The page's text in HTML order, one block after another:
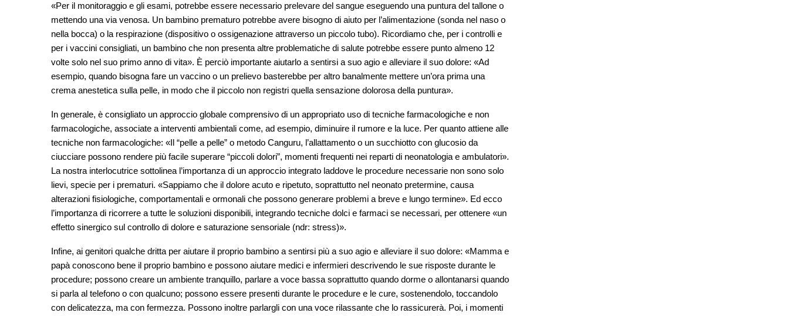
«Per il monitoraggio e gli esami, potrebbe essere necessario prelevare del sangue eseguendo una puntura del tallone o
mettendo una via venosa. Un bambino prematuro potrebbe avere bisogno di aiuto per l’alimentazione (sonda nel naso o
nella bocca) o la respirazione (dispositivo o ossigenazione attraverso un piccolo tubo). Ricordiamo che, per i controlli e
per i vaccini consigliati, un bambino che non presenta altre problematiche di salute potrebbe essere punto almeno 12
volte solo nel suo primo anno di vita». È perciò importante aiutarlo a sentirsi a suo agio e alleviare il suo dolore: «Ad
esempio, quando bisogna fare un vaccino o un prelievo basterebbe per altro banalmente mettere un’ora prima una
crema anestetica sulla pelle, in modo che il piccolo non registri quella sensazione dolorosa della puntura».
In generale, è consigliato un approccio globale comprensivo di un appropriato uso di tecniche farmacologiche e non
farmacologiche, associate a interventi ambientali come, ad esempio, diminuire il rumore e la luce. Per quanto attiene alle
tecniche non farmacologiche: «Il “pelle a pelle” o metodo Canguru, l’allattamento o un succhiotto con glucosio da
ciucciare possono rendere più facile superare “piccoli dolori”, momenti frequenti nei reparti di neonatologia e ambulatori».
La nostra interlocutrice sottolinea l’importanza di un approccio integrato laddove le procedure necessarie non sono solo
lievi, specie per i prematuri. «Sappiamo che il dolore acuto e ripetuto, soprattutto nel neonato pretermine, causa
alterazioni fisiologiche, comportamentali e ormonali che possono generare problemi a breve e lungo termine». Ed ecco
l’importanza di ricorrere a tutte le soluzioni disponibili, integrando tecniche dolci e farmaci se necessari, per ottenere «un
effetto sinergico sul controllo di dolore e saturazione sensoriale (ndr: stress)».
Infine, ai genitori qualche dritta per aiutare il proprio bambino a sentirsi più a suo agio e alleviare il suo dolore: «Mamma e
papà conoscono bene il proprio bambino e possono aiutare medici e infermieri descrivendo le sue risposte durante le
procedure; possono creare un ambiente tranquillo, parlare a voce bassa soprattutto quando dorme o allontanarsi quando
si parla al telefono o con qualcuno; possono essere presenti durante le procedure e le cure, sostenendolo, toccandolo
con delicatezza, ma con fermezza. Possono inoltre parlargli con una voce rilassante che lo rassicurerà. Poi, i momenti